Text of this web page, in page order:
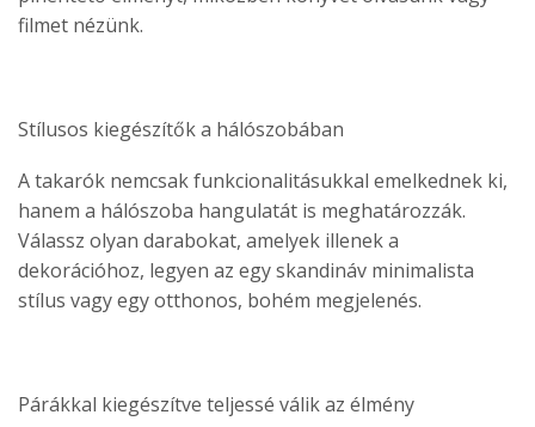
filmet nézünk.
Stílusos kiegészítők a hálószobában
A takarók nemcsak funkcionalitásukkal emelkednek ki,
hanem a hálószoba hangulatát is meghatározzák.
Válassz olyan darabokat, amelyek illenek a
dekorációhoz, legyen az egy skandináv minimalista
stílus vagy egy otthonos, bohém megjelenés.
Párákkal kiegészítve teljessé válik az élmény